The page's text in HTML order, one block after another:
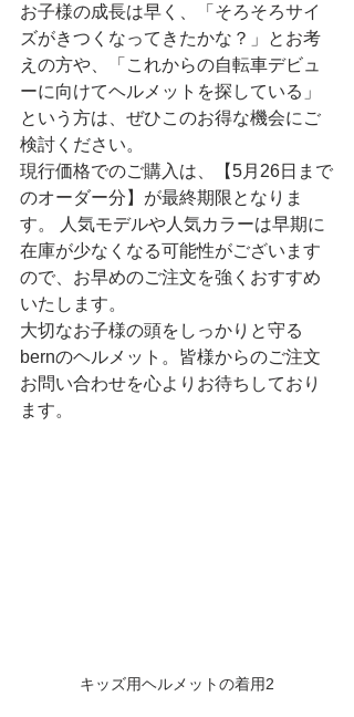
お子様の成長は早く、「そろそろサイ
ズがきつくなってきたかな？」とお考
えの方や、「これからの自転車デビュ
ーに向けてヘルメットを探している」
という方は、ぜひこのお得な機会にご
検討ください。
現行価格でのご購入は、【5月26日まで
のオーダー分】が最終期限となりま
す。 人気モデルや人気カラーは早期に
在庫が少なくなる可能性がございます
ので、お早めのご注文を強くおすすめ
いたします。
大切なお子様の頭をしっかりと守る
bernのヘルメット。皆様からのご注文
お問い合わせを心よりお待ちしており
ます。
キッズ用ヘルメットの着用2